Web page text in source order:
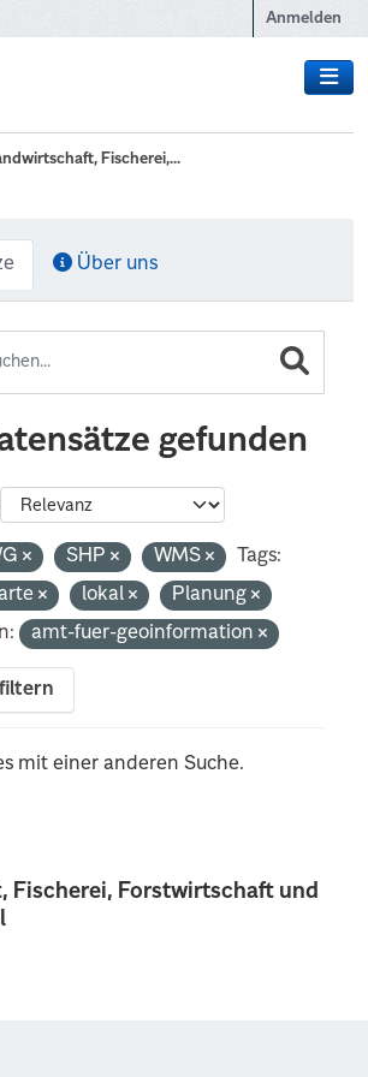
Anmelden
Fischerei,...
Fischerei, Forstwirtschaft und
Über uns
gefunden
SHP WMS
Tags:
lokal
Planung
amt-fuer-geoinformation
mit einer anderen Suche.